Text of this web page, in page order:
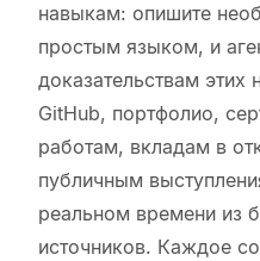
навыкам: опишите
простым языком, и
доказательствам
GitHub, портфолио,
работам, вкладам в
публичным
реальном времени из
источников. Каждое